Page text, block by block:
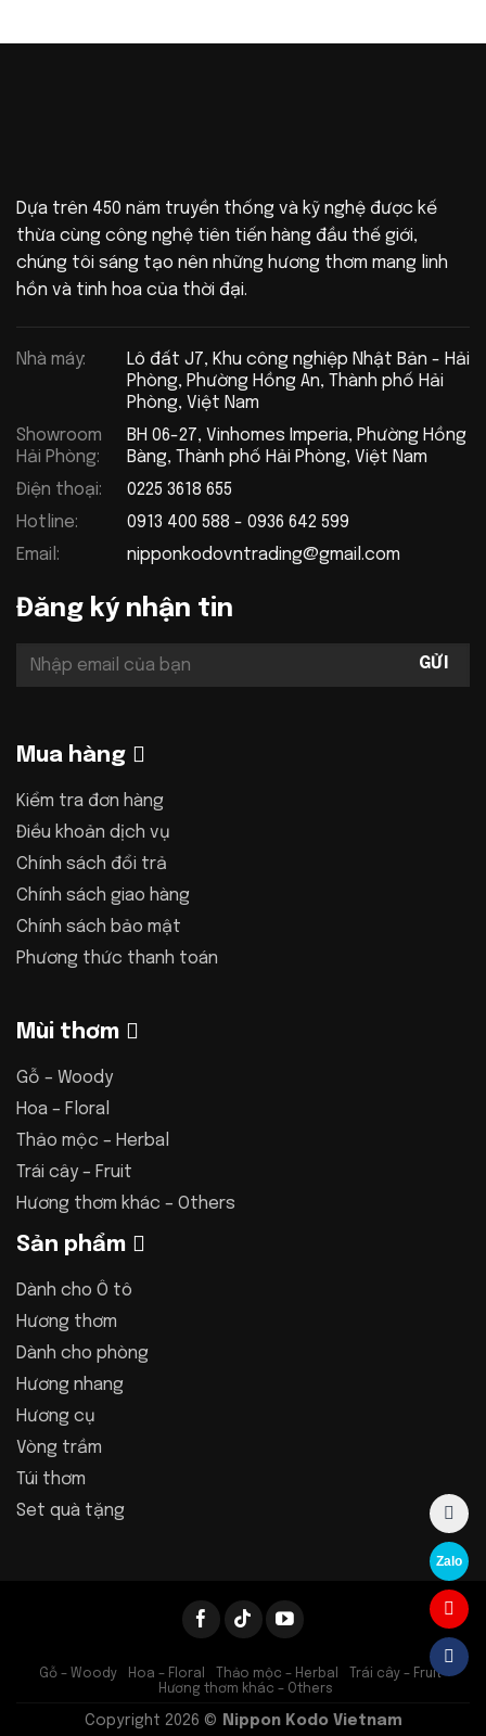
Dựa trên 450 năm truyền thống và kỹ nghệ được kế
thừa cùng công nghệ tiên tiến hàng đầu thế giới,
chúng tôi sáng tạo nên những hương thơm mang linh
hồn và tinh hoa của thời đại.
Nhà máy:
Lô đất J7, Khu công nghiệp Nhật Bản - Hải
Phòng, Phường Hồng An, Thành phố Hải
Phòng, Việt Nam
Showroom
Hải Phòng:
BH 06-27, Vinhomes Imperia, Phường Hồng
Bàng, Thành phố Hải Phòng, Việt Nam
Điện thoại:
0225 3618 655
Hotline:
0913 400 588 - 0936 642 599
Email:
nipponkodovntrading@gmail.com
Đăng ký nhận tin
Mua hàng
Kiểm tra đơn hàng
Điều khoản dịch vụ
Chính sách đổi trả
Chính sách giao hàng
Chính sách bảo mật
Phương thức thanh toán
Mùi thơm
Gỗ – Woody
Hoa – Floral
Thảo mộc – Herbal
Trái cây – Fruit
Hương thơm khác – Others
Sản phẩm
Dành cho Ô tô
Hương thơm
Dành cho phòng
Hương nhang
Hương cụ
Vòng trầm
Túi thơm
Set quà tặng
Gỗ – Woody Hoa – Floral Thảo mộc – Herbal
Trái cây – Fruit
Hương thơm khác – Others
Copyright 2026 © Nippon Kodo Vietnam
Zalo